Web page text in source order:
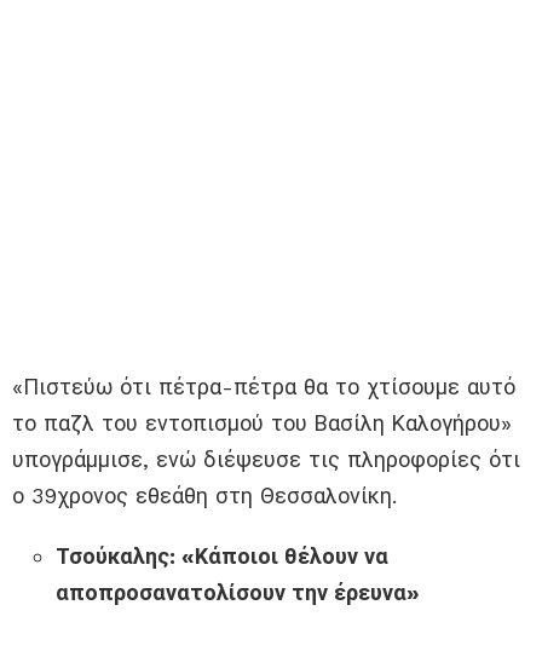
«Πιστεύω ότι πέτρα-πέτρα θα το χτίσουμε αυτό
το παζλ του εντοπισμού του Βασίλη Καλογήρου»
υπογράμμισε, ενώ διέψευσε τις πληροφορίες ότι
ο 39χρονος εθεάθη στη Θεσσαλονίκη.
Τσούκαλης: «Κάποιοι θέλουν να
αποπροσανατολίσουν την έρευνα»